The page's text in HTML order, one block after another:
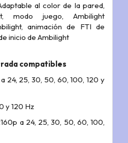
al color de la pared,
modo juego, Ambilight
animación de FTI de
inicio de Ambilight
compatibles
24, 25, 30, 50, 60, 100, 120 y
y 120 Hz
a 24, 25, 30, 50, 60, 100,